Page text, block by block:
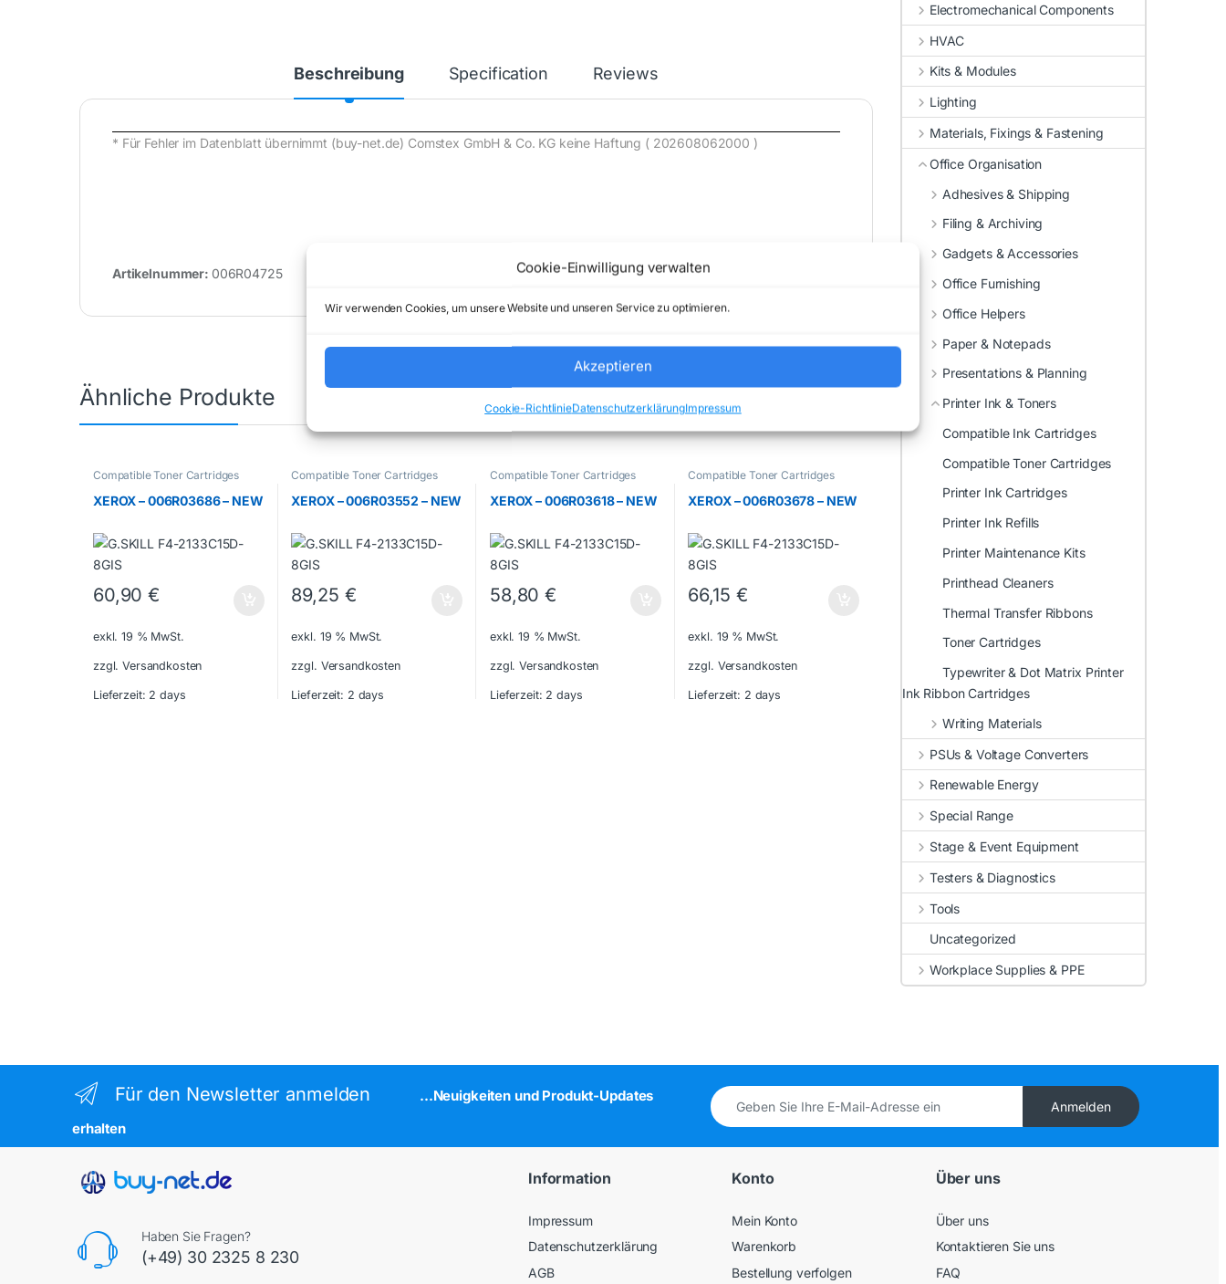
Cookie-Einwilligung verwalten
Wir verwenden Cookies, um unsere Website und unseren Service zu optimieren.
Akzeptieren
Cookie-RichtlinieDatenschutzerklärungImpressum
Beschreibung Specification Reviews
* Für Fehler im Datenblatt übernimmt (buy-net.de) Comstex GmbH & Co. KG keine Haftung ( 202608062000 )
Artikelnummer: 006R04725 Compatible Toner Cartridges Marke:XEROX
Ähnliche Produkte
Compatible Toner Cartridges
XEROX – 006R03686 – NEW
60,90€
exkl. 19 % MwSt.
zzgl. Versandkosten
Lieferzeit: 2 days
Compatible Toner Cartridges
XEROX – 006R03552 – NEW
89,25 €
exkl. 19 % MwSt.
zzgl. Versandkosten
Lieferzeit: 2 days
Compatible Toner Cartridges
XEROX – 006R03618 – NEW
58,80€
exkl. 19 % MwSt.
zzgl. Versandkosten
Lieferzeit: 2 days
Compatible Toner Cartridges
XEROX – 006R03678 – NEW
66,15 €
exkl. 19 % MwSt.
zzgl. Versandkosten
Lieferzeit: 2 days
Electromechanical Components
HVAC
Kits & Modules
Lighting
Materials, Fixings & Fastening
Office Organisation
Adhesives & Shipping
Filing & Archiving
Gadgets & Accessories
Office Furnishing
Office Helpers
Paper & Notepads
Presentations & Planning
Printer Ink & Toners
Compatible Ink Cartridges
Compatible Toner Cartridges
Printer Ink Cartridges
Printer Ink Refills
Printer Maintenance Kits
Printhead Cleaners
Thermal Transfer Ribbons
Toner Cartridges
Typewriter & Dot Matrix Printer
Ink Ribbon Cartridges
Writing Materials
PSUs & Voltage Converters
Renewable Energy
Special Range
Stage & Event Equipment
Testers & Diagnostics
Tools
Uncategorized
Workplace Supplies & PPE
Für den Newsletter anmelden
...Neuigkeiten und Produkt-Updates
erhalten
Anmelden
Haben Sie Fragen?
(+49) 30 2325 8 230
Information
Impressum
Datenschutzerklärung
AGB
Konto
Mein Konto
Warenkorb
Bestellung verfolgen
Über uns
Über uns
Kontaktieren Sie uns
FAQ